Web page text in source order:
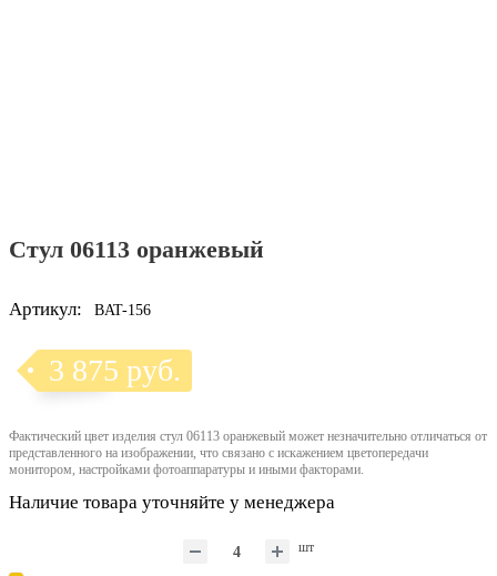
Стул 06113 оранжевый
Артикул: BAT-156
3 875 руб.
Фактический цвет изделия стул 06113 оранжевый может незначительно отличаться от
представленного на изображении, что связано с искажением цветопередачи
монитором, настройками фотоаппаратуры и иными факторами.
Наличие товара уточняйте у менеджера
шт